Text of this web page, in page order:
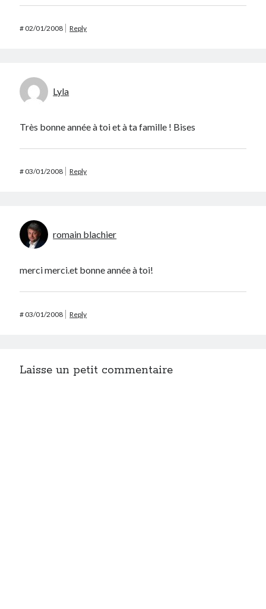
#02/01/2008 Reply
Lyla
Très bonne année à toi et à ta famille ! Bises
#03/01/2008 Reply
romain blachier
merci merci.et bonne année à toi!
#03/01/2008 Reply
Laisse un petit commentaire